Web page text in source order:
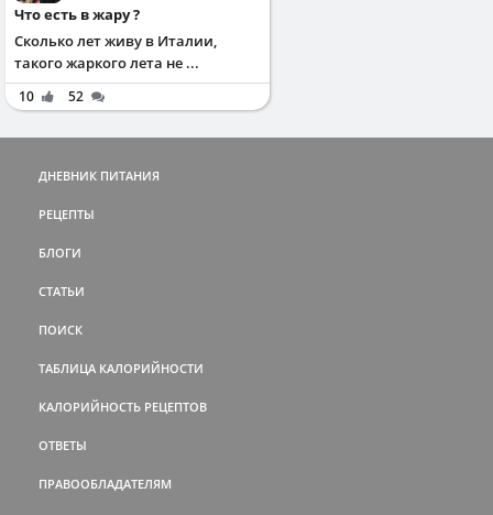
Что есть в жару ?
Сколько лет живу в Италии,
такого жаркого лета не ...
10 52
ДНЕВНИК ПИТАНИЯ
РЕЦЕПТЫ
БЛОГИ
СТАТЬИ
ПОИСК
ТАБЛИЦА КАЛОРИЙНОСТИ
КАЛОРИЙНОСТЬ РЕЦЕПТОВ
ОТВЕТЫ
ПРАВООБЛАДАТЕЛЯМ